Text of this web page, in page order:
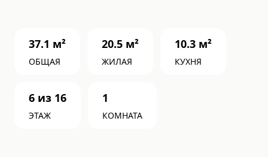
37.1 м²
ОБЩАЯ
20.5 м²
ЖИЛАЯ
10.3 м²
КУХНЯ
6 из 16
ЭТАЖ
1
КОМНАТА